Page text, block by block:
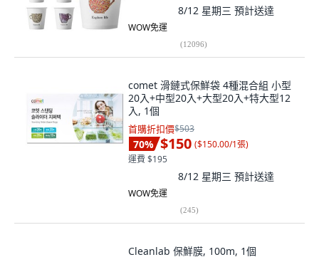
8/12 星期三 預計送達
WOW免運
(12096)
comet 滑鏈式保鮮袋 4種混合組 小型
20入+中型20入+大型20入+特大型12
入, 1個
首購折扣價$503
70% $150 ($150.00/1張)
運費 $195
8/12 星期三 預計送達
WOW免運
(245)
Cleanlab 保鮮膜, 100m, 1個